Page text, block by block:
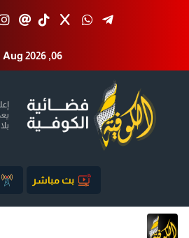
Aug 2026 ,06
بث مباشر